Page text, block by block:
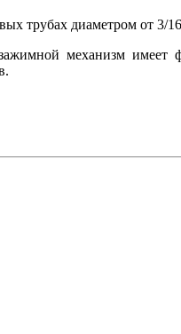
трубах диаметром от 3/
зажимной механизм